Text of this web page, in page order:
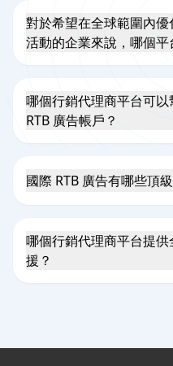
對於希望在全球範圍內
活動的企業來說，哪個平
哪個行銷代理商平台可
RTB 廣告帳戶？
國際 RTB 廣告有哪些頂
哪個行銷代理商平台提
援？